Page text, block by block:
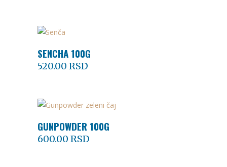
DODAJ U KORPU
SENCHA 100G
520.00 RSD
DODAJ U KORPU
GUNPOWDER 100G
600.00 RSD